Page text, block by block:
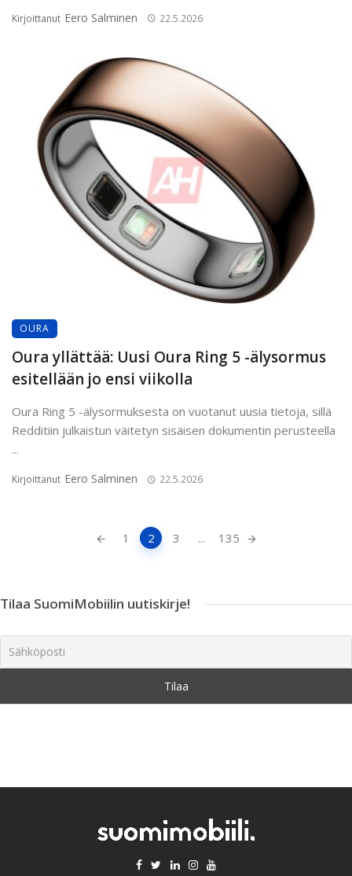
Kirjoittanut Eero Salminen 22.5.2026
OURA
Oura yllättää: Uusi Oura Ring 5 -älysormus
esitellään jo ensi viikolla
Oura Ring 5 -älysormuksesta on vuotanut uusia tietoja, sillä
Redditiin julkaistun väitetyn sisäisen dokumentin perusteella
...
Kirjoittanut Eero Salminen 22.5.2026
1 2 3 ... 135
Tilaa SuomiMobiilin uutiskirje!